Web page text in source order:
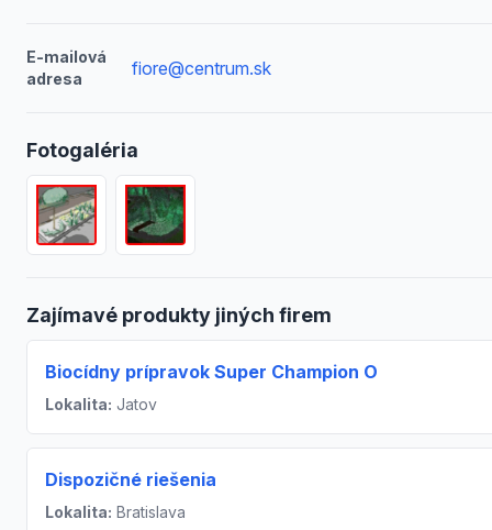
E-mailová
adresa
fiore@centrum.sk
Fotogaléria
Zajímavé produkty jiných firem
Biocídny prípravok Super Champion O
Lokalita: Jatov
Dispozičné riešenia
Lokalita: Bratislava